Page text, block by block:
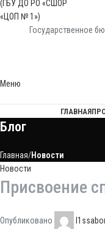
Государственное
Меню
ГЛАВНАЯ
Блог
Главная Новости
Новости
Присвоение
Опубликовано